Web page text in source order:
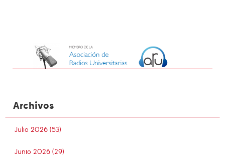
Archivos
Julio 2026 (53)
Junio 2026 (29)